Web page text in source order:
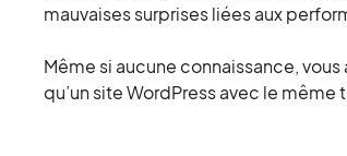
mauvaises surprises liées aux
Même si aucune connaissance,
qu’un site WordPress avec le